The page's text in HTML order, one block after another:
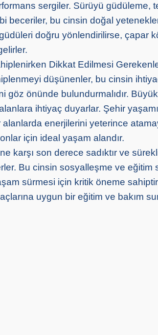
sergiler. Sürüyü güdüleme,
beceriler, bu cinsin doğal
doğru yönlendirilirse, çapar
Dikkat Edilmesi
düşünenler, bu cinsin
göz önünde bulundurmalıdır.
ihtiyaç duyarlar. Şehir
enerjilerini yeterince
için ideal yaşam alandır.
karşı son derece sadıktır ve
Bu cinsin sosyalleşme ve eğitim
sürmesi için kritik öneme
uygun bir eğitim ve bakım